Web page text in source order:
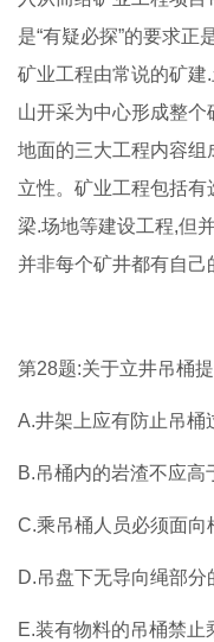
是“有疑必探”的要求正
矿业工程由常说的矿
山开采为中心形成整
地面的三大工程内容组
立性。矿业工程包括
梁.场地等建设工程,但
并非每个矿井都有自己
第28题:关于立井吊桶
A.井架上应有防止吊桶
B.吊桶内的岩渣不应高
C.乘吊桶人员必须面向
D.吊盘下无导向绳部
E.装有物料的吊桶禁止